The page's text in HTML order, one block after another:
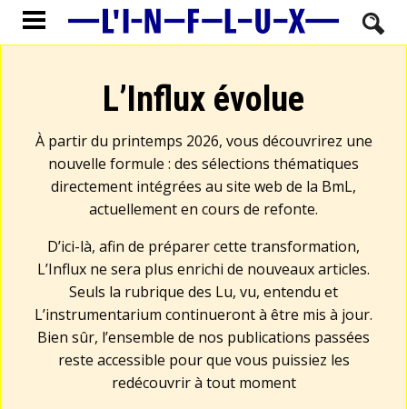
L’Influx évolue
À partir du printemps 2026, vous découvrirez une
nouvelle formule : des sélections thématiques
directement intégrées au site web de la BmL,
actuellement en cours de refonte.
D’ici-là, afin de préparer cette transformation,
L’Influx ne sera plus enrichi de nouveaux articles.
Seuls la rubrique des Lu, vu, entendu et
L’instrumentarium continueront à être mis à jour.
Bien sûr, l’ensemble de nos publications passées
reste accessible pour que vous puissiez les
redécouvrir à tout moment